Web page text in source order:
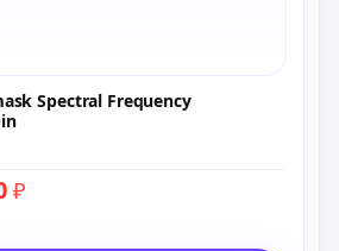
Spectral Frequency
₽